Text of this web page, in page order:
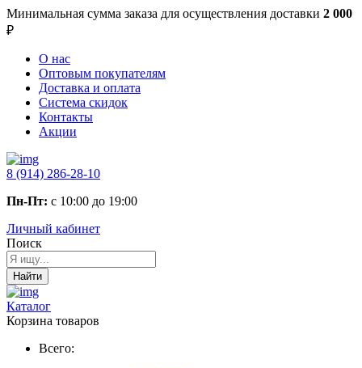
Минимальная сумма заказа для осуществления доставки 2 000
₽
О нас
Оптовым покупателям
Доставка и оплата
Система скидок
Контакты
Акции
8 (914) 286-28-10
Пн-Пт: с 10:00 до 19:00
Личный кабинет
Поиск
Найти
Каталог
Корзина товаров
Всего: